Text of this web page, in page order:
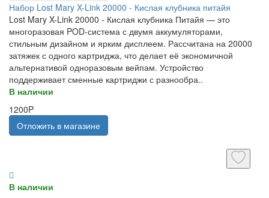
Набор Lost Mary X-Link 20000 - Кислая клубника питайя
Lost Mary X-Link 20000 - Кислая клубника Питайя — это
многоразовая POD-система с двумя аккумуляторами,
стильным дизайном и ярким дисплеем. Рассчитана на 20000
затяжек с одного картриджа, что делает её экономичной
альтернативой одноразовым вейпам. Устройство
поддерживает сменные картриджи с разнообра..
В наличии
1200P
Отложить в магазине
В наличии